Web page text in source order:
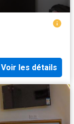
Voir les détails